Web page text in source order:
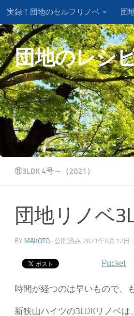
コンテンツへスキップ
実録！団地のセルフリノベ 団
団地に関するお問い合わせはこちら
団地のレシ
⑪3LDK 4号～（2021）
団地リノベ
BY MAKOTO · 公開済み 2021年8月12日
Pocket
時間が経つのは早いもので、
新狭山ハイツの3LDKリノベは